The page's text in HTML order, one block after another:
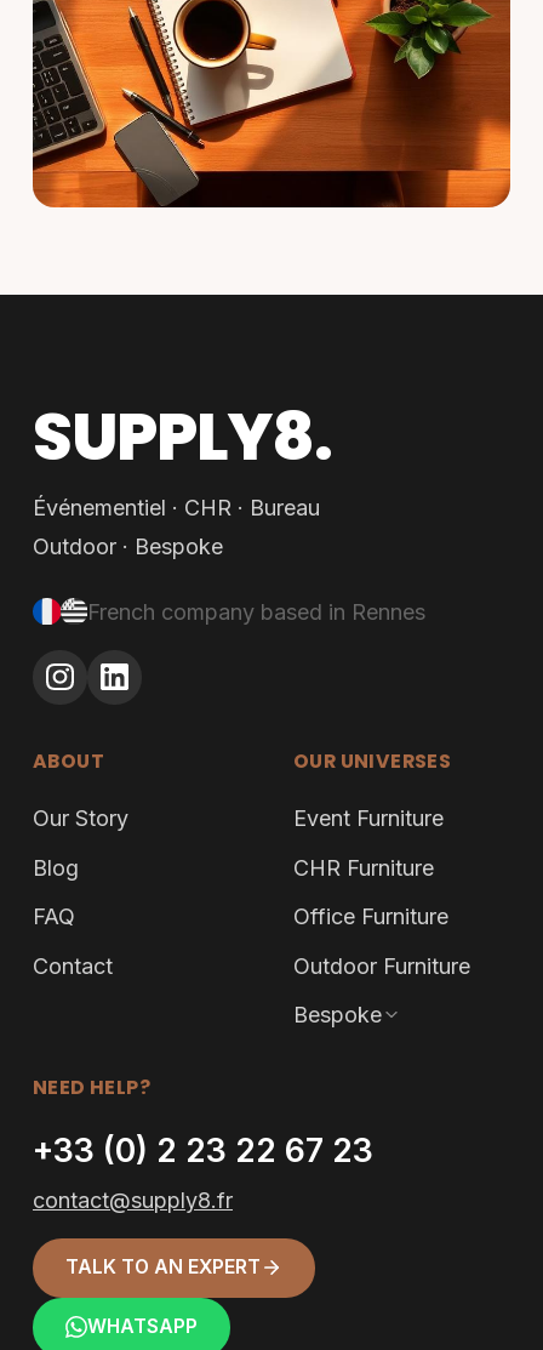
SUPPLY8.
Événementiel · CHR · Bureau
Outdoor · Bespoke
French company based in Rennes
ABOUT
Our Story
Blog
FAQ
Contact
OUR UNIVERSES
Event Furniture
CHR Furniture
Office Furniture
Outdoor Furniture
Bespoke
NEED HELP?
+33 (0) 2 23 22 67 23
contact@supply8.fr
TALK TO AN EXPERT
WHATSAPP